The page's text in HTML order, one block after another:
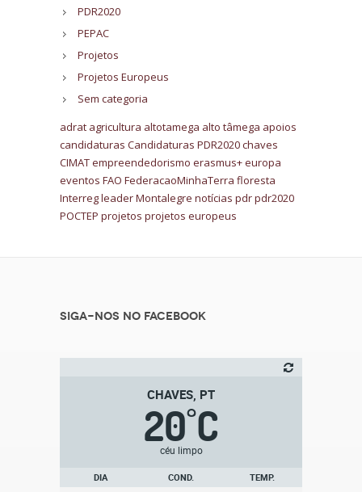
PDR2020
PEPAC
Projetos
Projetos Europeus
Sem categoria
adrat agricultura altotamega alto tâmega apoios
candidaturas Candidaturas PDR2020chaves
CIMATempreendedorismo erasmus+europa
eventos FAO FederacaoMinhaTerra floresta
InterregleaderMontalegre notícias pdrpdr2020
POCTEP projetos projetos europeus
Siga-nos no Facebook
CHAVES, PT
20°C
céu limpo
DIA COND.
TEMP.